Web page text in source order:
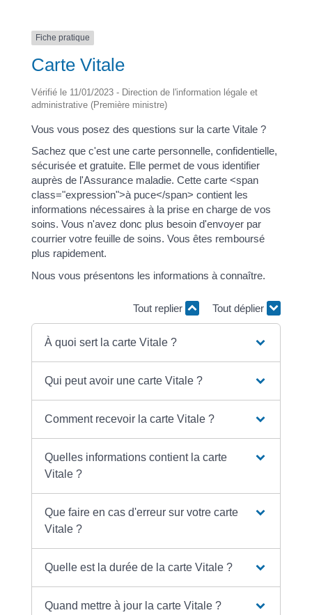
Fiche pratique
Carte Vitale
Vérifié le 11/01/2023 - Direction de l'information légale et
administrative (Première ministre)
Vous vous posez des questions sur la carte Vitale ?
Sachez que c'est une carte personnelle, confidentielle,
sécurisée et gratuite. Elle permet de vous identifier
auprès de l'Assurance maladie. Cette carte <span
class="expression">à puce</span> contient les
informations nécessaires à la prise en charge de vos
soins. Vous n'avez donc plus besoin d'envoyer par
courrier votre feuille de soins. Vous êtes remboursé
plus rapidement.
Nous vous présentons les informations à connaître.
Tout replier Tout déplier
À quoi sert la carte Vitale ?
Qui peut avoir une carte Vitale ?
Comment recevoir la carte Vitale ?
Quelles informations contient la carte
Vitale ?
Que faire en cas d'erreur sur votre carte
Vitale ?
Quelle est la durée de la carte Vitale ?
Quand mettre à jour la carte Vitale ?